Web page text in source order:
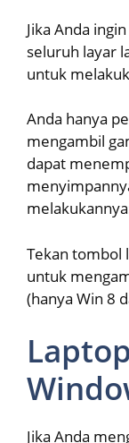
Jika Anda
seluruh layar
untuk
Anda hanya
mengambil
dapat
Tekan tombol
untuk
(hanya Win 8
Jika Anda